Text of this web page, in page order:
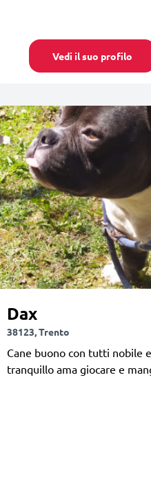
Vedi il suo profilo
Dax
38123, Trento
Cane buono con tutti nobile e
tranquillo ama giocare e